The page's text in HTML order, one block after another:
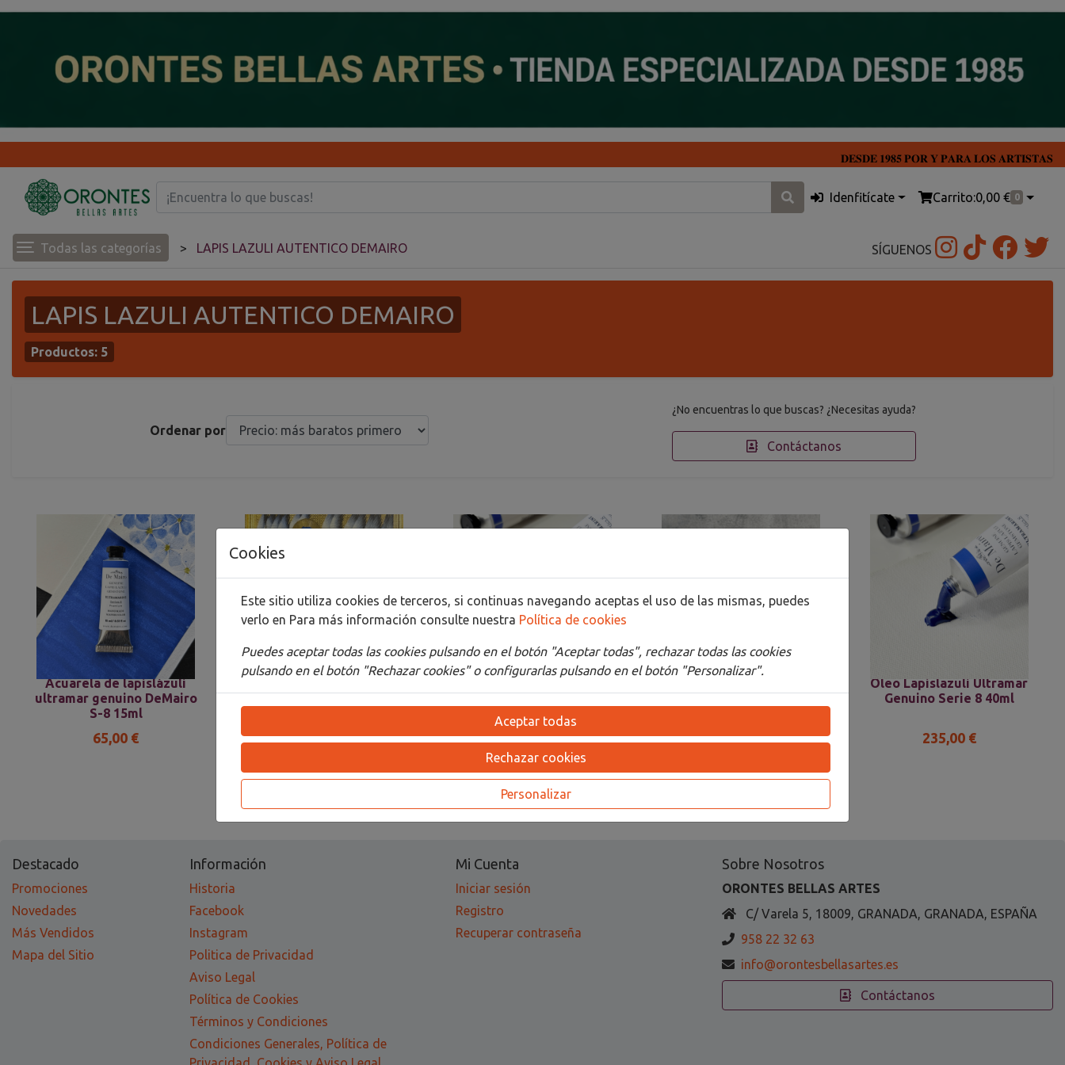
𝐃𝐄𝐒𝐃𝐄 𝟏𝟗𝟖𝟓 𝐏𝐎𝐑 𝐘 𝐏𝐀𝐑𝐀 𝐋𝐎𝐒 𝐀𝐑𝐓𝐈𝐒𝐓𝐀𝐒
Idenfitícate Carrito:0,00 € 0
Todas las categorías LAPIS LAZULI AUTENTICO DEMAIRO SÍGUENOS
LAPIS LAZULI AUTENTICO DEMAIRO
Productos: 5
Ordenar por
¿No encuentras lo que buscas? ¿Necesitas ayuda?
Contáctanos
Acuarela de lapislázuli
ultramar genuino DeMairo
S-8 15ml
65,00 € 65,00 €
genuino S-8 15ml
95,00 € 139,90 €
Oleo Lapislazuli Ultramar
Genuino Serie 8 40ml
235,00 €
Destacado
Promociones
Novedades
Más Vendidos
Mapa del Sitio
Información
Historia
Facebook
Instagram
Politica de Privacidad
Aviso Legal
Política de Cookies
Términos y Condiciones
Condiciones Generales, Política de
Mi Cuenta
Iniciar sesión
Registro
Recuperar contraseña
Sobre Nosotros
ORONTES BELLAS ARTES
C/ Varela 5, 18009, GRANADA, GRANADA, ESPAÑA
958 22 32 63
info@orontesbellasartes.es
Contáctanos
Cookies
Este sitio utiliza cookies de terceros, si continuas navegando aceptas el uso de las mismas, puedes
verlo en Para más información consulte nuestra Política de cookies
Puedes aceptar todas las cookies pulsando en el botón "Aceptar todas", rechazar todas las cookies
pulsando en el botón "Rechazar cookies" o configurarlas pulsando en el botón "Personalizar".
Aceptar todas
Rechazar cookies
Personalizar